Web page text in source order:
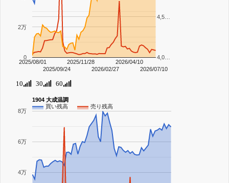
2025/08/01
2025/09/24
2025/11/28
2026/02/27
2026/04/10
2026/07/10
0
2万
4,0…
4,5…
10 30 60
1904 大成温調
買い残高
売り残高
4万
6万
8万